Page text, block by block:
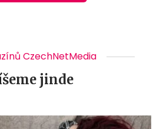
CzechNetMedia
jinde